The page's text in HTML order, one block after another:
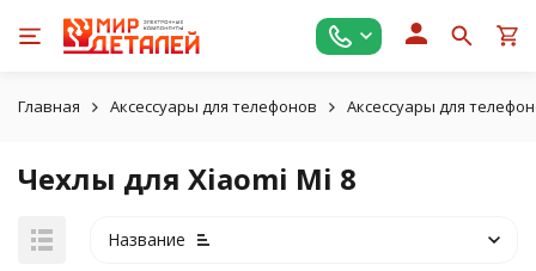
Главная Аксессуары для телефонов Аксессуары для
Чехлы для Xiaomi Mi 8
Название